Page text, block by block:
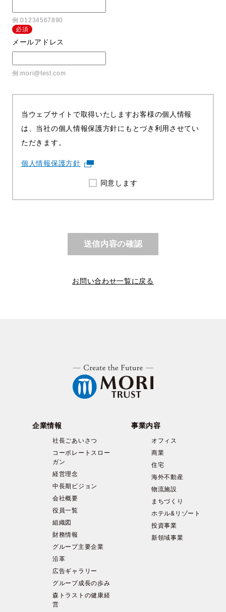
例:01234567890
必須
メールアドレス
例:mori@test.com
当ウェブサイトで取得いたしますお客様の個人情報
は、 当社の個人情報保護方針にもとづき利用させてい
ただきます。
個人情報保護方針
同意します
送信内容の確認
お問い合わせ一覧に戻る
企業情報
社長ごあいさつ
コーポレートスロー
ガン
経営理念
中長期ビジョン
会社概要
役員一覧
組織図
財務情報
グループ主要企業
沿革
広告ギャラリー
グループ成長の歩み
森トラストの健康経
営
事業内容
オフィス
商業
住宅
海外不動産
物流施設
まちづくり
ホテル&リゾート
投資事業
新領域事業